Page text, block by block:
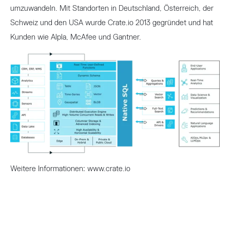
umzuwandeln. Mit Standorten in Deutschland, Österreich, der
Schweiz und den USA wurde Crate.io 2013 gegründet und hat
Kunden wie Alpla, McAfee und Gantner.
Weitere Informationen: www.crate.io